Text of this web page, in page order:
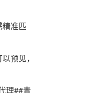
准匹
预见，
理##青